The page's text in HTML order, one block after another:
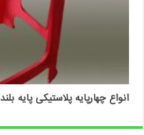
انواع چهارپایه پلاستیکی پایه